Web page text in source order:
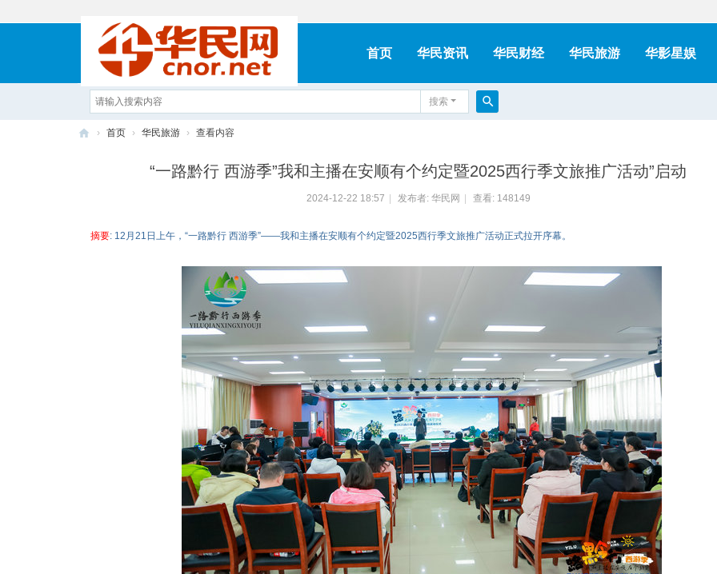
首页 华民资讯 华民财经 华民旅游 华影星娱
搜索
› 首页 › 华民旅游 › 查看内容
“一路黔行 西游季”我和主播在安顺有个约定暨2025西行季文旅推广活动”启动
2024-12-22 18:57 发布者: 华民网 查看: 148149
摘要: 12月21日上午，“一路黔行 西游季”——我和主播在安顺有个约定暨2025西行季文旅推广活动正式拉开序幕。